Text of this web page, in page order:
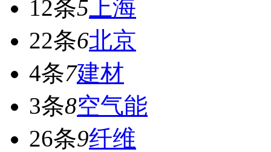
12条5 上海
22条6北京
4条7建材
3条8空气能
26条9纤维